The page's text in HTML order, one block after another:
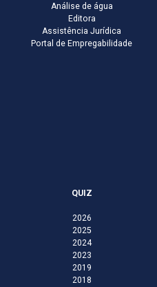
Análise de água
Editora
Assistência Jurídica
Portal de Empregabilidade
QUIZ
2026
2025
2024
2023
2019
2018